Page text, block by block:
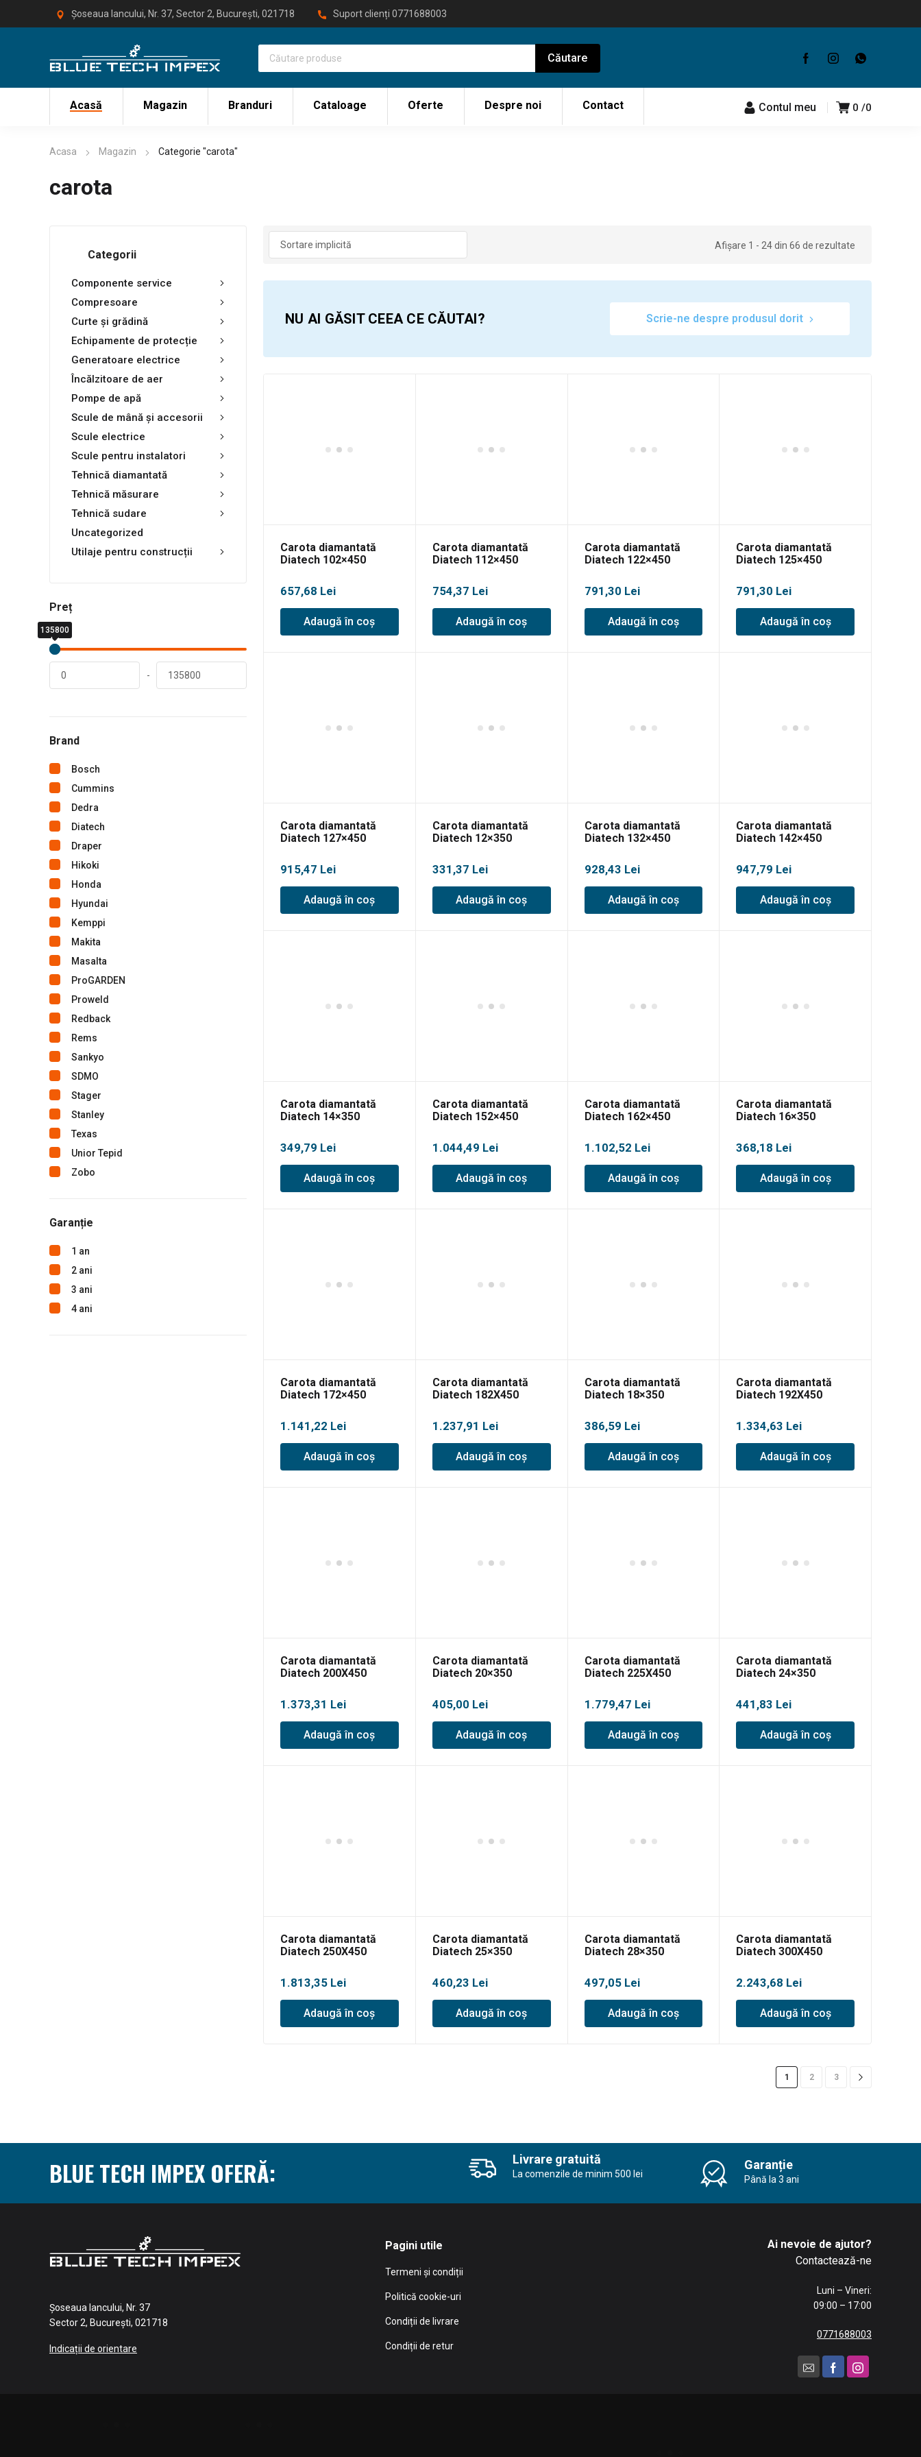
Șoseaua Iancului, Nr. 37, Sector 2, București, 021718 Suport clienți 0771688003
Acasă Magazin Branduri Cataloage Oferte Despre noi Contact 0 0
Contul meu
Acasa Magazin Categorie "carota"
carota
Categorii
Componente service
Compresoare
Curte și grădină
Echipamente de protecție
Generatoare electrice
Încălzitoare de aer
Pompe de apă
Scule de mână și accesorii
Scule electrice
Scule pentru instalatori
Tehnică diamantată
Tehnică măsurare
Tehnică sudare
Uncategorized
Utilaje pentru construcții
Preț
0
lei
135800
lei
-
Brand
Bosch
Cummins
Dedra
Diatech
Draper
Hikoki
Honda
Hyundai
Kemppi
Makita
Masalta
ProGARDEN
Proweld
Redback
Rems
Sankyo
SDMO
Stager
Stanley
Texas
Unior Tepid
Zobo
Garanție
1 an
2 ani
3 ani
4 ani
Afișare 1 - 24 din 66 de rezultate
NU AI GĂSIT CEEA CE CĂUTAI? Scrie-ne despre produsul dorit
Carota diamantată
Diatech 102×450
657,68 Lei
Adaugă în coș
Carota diamantată
Diatech 112×450
754,37 Lei
Adaugă în coș
Carota diamantată
Diatech 122×450
791,30 Lei
Adaugă în coș
Carota diamantată
Diatech 125×450
791,30 Lei
Adaugă în coș
Carota diamantată
Diatech 127×450
915,47 Lei
Adaugă în coș
Carota diamantată
Diatech 12×350
331,37 Lei
Adaugă în coș
Carota diamantată
Diatech 132×450
928,43 Lei
Adaugă în coș
Carota diamantată
Diatech 142×450
947,79 Lei
Adaugă în coș
Carota diamantată
Diatech 14×350
349,79 Lei
Adaugă în coș
Carota diamantată
Diatech 152×450
1.044,49 Lei
Adaugă în coș
Carota diamantată
Diatech 162×450
1.102,52 Lei
Adaugă în coș
Carota diamantată
Diatech 16×350
368,18 Lei
Adaugă în coș
Carota diamantată
Diatech 172×450
1.141,22 Lei
Adaugă în coș
Carota diamantată
Diatech 182X450
1.237,91 Lei
Adaugă în coș
Carota diamantată
Diatech 18×350
386,59 Lei
Adaugă în coș
Carota diamantată
Diatech 192X450
1.334,63 Lei
Adaugă în coș
Carota diamantată
Diatech 200X450
1.373,31 Lei
Adaugă în coș
Carota diamantată
Diatech 20×350
405,00 Lei
Adaugă în coș
Carota diamantată
Diatech 225X450
1.779,47 Lei
Adaugă în coș
Carota diamantată
Diatech 24×350
441,83 Lei
Adaugă în coș
Carota diamantată
Diatech 250X450
1.813,35 Lei
Adaugă în coș
Carota diamantată
Diatech 25×350
460,23 Lei
Adaugă în coș
Carota diamantată
Diatech 28×350
497,05 Lei
Adaugă în coș
Carota diamantată
Diatech 300X450
2.243,68 Lei
Adaugă în coș
1 2 3
BLUE TECH IMPEX OFERĂ: Livrare gratuită
La comenzile de minim 500 lei
Garanție
Până la 3 ani
Șoseaua Iancului, Nr. 37
Sector 2, București, 021718
Indicații de orientare
Pagini utile
Termeni și condiții
Politică cookie-uri
Condiții de livrare
Condiții de retur
Ai nevoie de ajutor?
Contactează-ne
Luni – Vineri:
09:00 – 17:00
0771688003